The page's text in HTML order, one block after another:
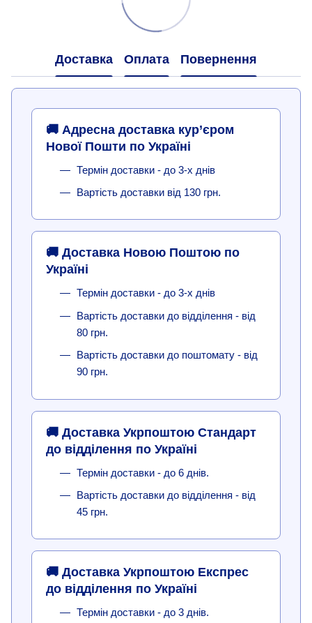
Доставка Оплата Повернення
🚚 Адресна доставка кур’єром
Нової Пошти по Україні
Термін доставки - до 3-х днів
Вартість доставки від 130 грн.
🚚 Доставка Новою Поштою по
Україні
Термін доставки - до 3-х днів
Вартість доставки до відділення - від
80 грн.
Вартість доставки до поштомату - від
90 грн.
🚚 Доставка Укрпоштою Стандарт
до відділення по Україні
Термін доставки - до 6 днів.
Вартість доставки до відділення - від
45 грн.
🚚 Доставка Укрпоштою Експрес
до відділення по Україні
Термін доставки - до 3 днів.